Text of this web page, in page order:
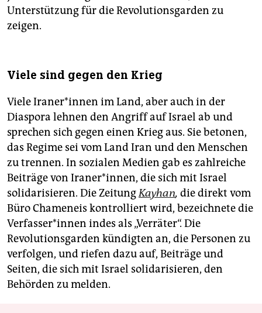
Unterstützung für die Revolutionsgarden zu
zeigen.
Viele sind gegen den Krieg
Viele Ira­ne­r*in­nen im Land, aber auch in der
Diaspora lehnen den Angriff auf Israel ab und
sprechen sich gegen einen Krieg aus. Sie betonen,
das Regime sei vom Land Iran und den Menschen
zu trennen. In sozialen Medien gab es zahlreiche
Beiträge von Iraner*innen, die sich mit Israel
solidarisieren. Die ZeitungKayhan, die direkt vom
Büro Chameneis kontrolliert wird, bezeichnete die
Ver­fas­se­r*in­nen indes als „Verräter“. Die
Revolutionsgarden kündigten an, die Personen zu
verfolgen, und riefen dazu auf, Beiträge und
Seiten, die sich mit Israel solidarisieren, den
Behörden zu melden.